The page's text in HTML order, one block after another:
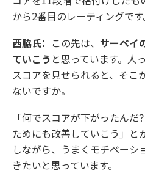
から2番目のレーティングです
西脇氏： この先は、 サーベイ
ていこう と思っています。人
スコアを見せられると、そこ
ないですか。
「何でスコアが下がったん
ためにも改善していこう」と
しながら、うまくモチベーシ
きたいと思っています。